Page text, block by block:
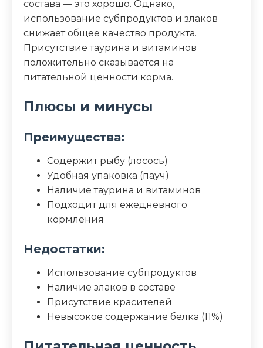
состава — это хорошо. Однако,
использование субпродуктов и злаков
снижает общее качество продукта.
Присутствие таурина и витаминов
положительно сказывается на
питательной ценности корма.
Плюсы и минусы
Преимущества:
Содержит рыбу (лосось)
Удобная упаковка (пауч)
Наличие таурина и витаминов
Подходит для ежедневного
кормления
Недостатки:
Использование субпродуктов
Наличие злаков в составе
Присутствие красителей
Невысокое содержание белка (11%)